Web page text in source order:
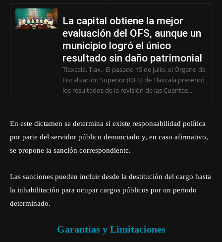
La capital obtiene la mejor
evaluación del OFS, aunque un
municipio logró el único
resultado sin daño patrimonial
Tlaxcala, Tlax.- El pasado 15 de julio, el Órgano de
Fiscalización Superior (OFS) de Tlaxcala presentó
los resultados de la revisión de las Cuentas...
En este dictamen se determina si existe responsabilidad política
por parte del servidor público denunciado y, en caso afirmativo,
se propone la sanción correspondiente.
Las sanciones pueden incluir desde la destitución del cargo hasta
la inhabilitación para ocupar cargos públicos por un periodo
determinado.
Garantías y Limitaciones